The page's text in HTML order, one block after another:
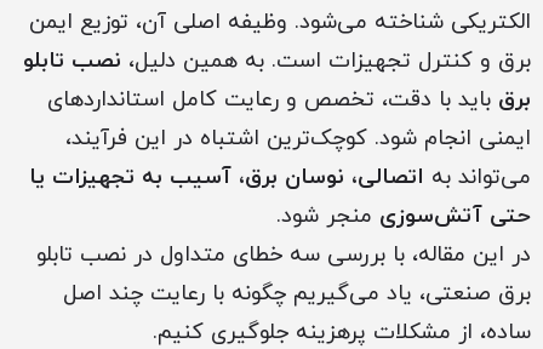
الکتریکی شناخته می‌شود. وظیفه اصلی آن، توزیع ایمن
برق و کنترل تجهیزات است. به همین دلیل، نصب تابلو
برق باید با دقت، تخصص و رعایت کامل استانداردهای
ایمنی انجام شود. کوچک‌ترین اشتباه در این فرآیند،
می‌تواند به اتصالی، نوسان برق، آسیب به تجهیزات یا
حتی آتش‌سوزی منجر شود.
در این مقاله، با بررسی سه خطای متداول در نصب تابلو
برق صنعتی، یاد می‌گیریم چگونه با رعایت چند اصل
ساده، از مشکلات پرهزینه جلوگیری کنیم.